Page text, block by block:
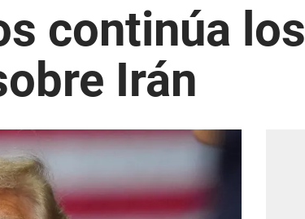
continúa los
Irán